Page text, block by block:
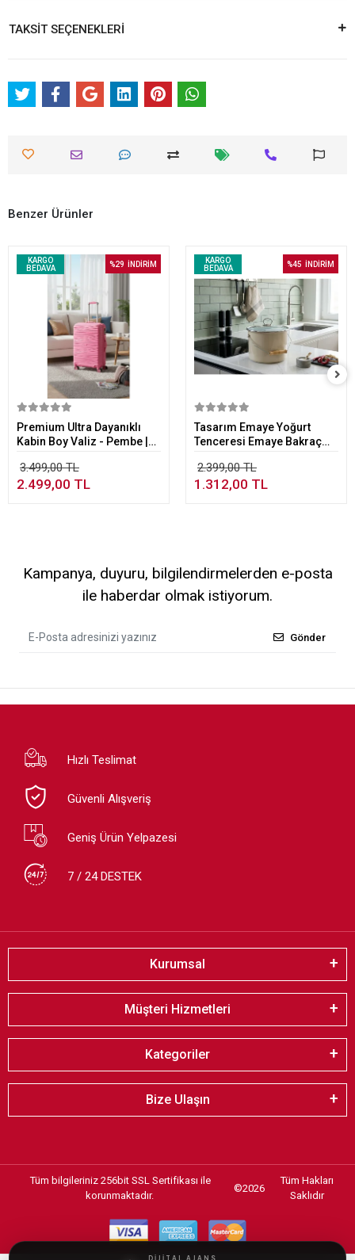
TAKSİT SEÇENEKLERİ
Benzer Ürünler
KARGO
BEDAVA
%29 İNDİRİM
Sepete Ekle
Premium Ultra Dayanıklı
Kabin Boy Valiz - Pembe |
3.499,00 TL
2.499,00 TL
KARGO
BEDAVA
%45 İNDİRİM
Sepete Ekle
Tasarım Emaye Yoğurt
Tenceresi Emaye Bakraç
2.399,00 TL
1.312,00 TL
Kampanya, duyuru, bilgilendirmelerden e-posta
ile haberdar olmak istiyorum.
Gönder
Hızlı Teslimat
Güvenli Alışveriş
Geniş Ürün Yelpazesi
7 / 24 DESTEK
Kurumsal
Müşteri Hizmetleri
Kategoriler
Bize Ulaşın
Tüm bilgileriniz 256bit SSL Sertifikası ile
korunmaktadır.
©2026
Tüm Hakları
Saklıdır
DİJİTAL AJANS